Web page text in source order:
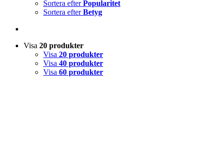
Sortera efterPopularitet
Sortera efterBetyg
Visa 20 produkter
Visa 20 produkter
Visa 40 produkter
Visa 60 produkter